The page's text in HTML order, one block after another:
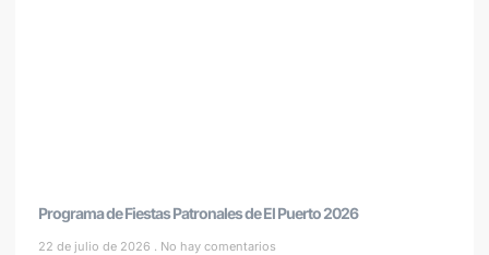
Programa de Fiestas Patronales de El Puerto 2026
22 de julio de 2026 No hay comentarios